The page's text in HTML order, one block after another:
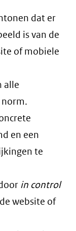
dat er
is van de
of mobiele
alle
en een
te
in control
website of